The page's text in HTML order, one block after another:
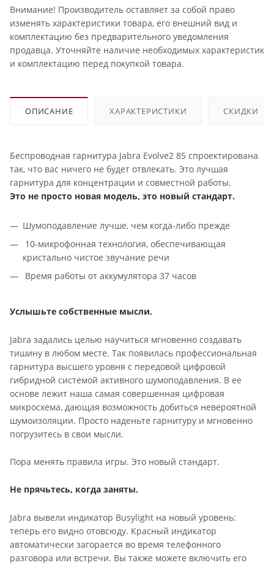
Внимание! Производитель оставляет за собой право
изменять характеристики товара, его внешний вид и
комплектацию без предварительного уведомления
продавца. Уточняйте наличие необходимых характеристик
и комплектацию перед покупкой товара.
ОПИСАНИЕ ХАРАКТЕРИСТИКИ СКИДКИ
Беспроводная гарнитура Jabra Evolve2 85 спроектирована
так, что вас ничего не будет отвлекать. Это лучшая
гарнитура для концентрации и совместной работы.
Это не просто новая модель, это новый стандарт.
Шумоподавление лучше, чем когда-либо прежде
10-микрофонная технология, обеспечивающая
кристально чистое звучание речи
Время работы от аккумулятора 37 часов
Услышьте собственные мысли.
Jabra задались целью научиться мгновенно создавать
тишину в любом месте. Так появилась профессиональная
гарнитура высшего уровня с передовой цифровой
гибридной системой активного шумоподавления. В ее
основе лежит наша самая совершенная цифровая
микросхема, дающая возможность добиться невероятной
шумоизоляции. Просто наденьте гарнитуру и мгновенно
погрузитесь в свои мысли.
Пора менять правила игры. Это новый стандарт.
Не прячьтесь, когда заняты.
Jabra вывели индикатор Busylight на новый уровень:
теперь его видно отовсюду. Красный индикатор
автоматически загорается во время телефонного
разговора или встречи. Вы также можете включить его